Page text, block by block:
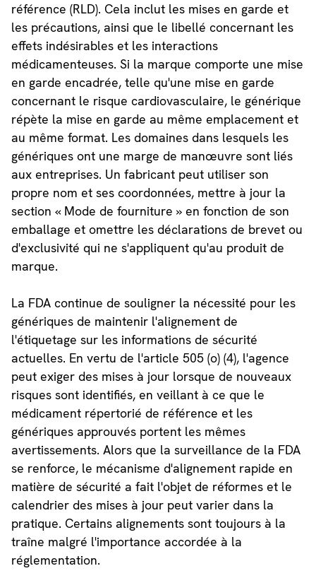
référence (RLD). Cela inclut les mises en garde et
les précautions, ainsi que le libellé concernant les
effets indésirables et les interactions
médicamenteuses. Si la marque comporte une mise
en garde encadrée, telle qu'une mise en garde
concernant le risque cardiovasculaire, le générique
répète la mise en garde au même emplacement et
au même format. Les domaines dans lesquels les
génériques ont une marge de manœuvre sont liés
aux entreprises. Un fabricant peut utiliser son
propre nom et ses coordonnées, mettre à jour la
section « Mode de fourniture » en fonction de son
emballage et omettre les déclarations de brevet ou
d'exclusivité qui ne s'appliquent qu'au produit de
marque.
La FDA continue de souligner la nécessité pour les
génériques de maintenir l'alignement de
l'étiquetage sur les informations de sécurité
actuelles. En vertu de l'article 505 (o) (4), l'agence
peut exiger des mises à jour lorsque de nouveaux
risques sont identifiés, en veillant à ce que le
médicament répertorié de référence et les
génériques approuvés portent les mêmes
avertissements. Alors que la surveillance de la FDA
se renforce, le mécanisme d'alignement rapide en
matière de sécurité a fait l'objet de réformes et le
calendrier des mises à jour peut varier dans la
pratique. Certains alignements sont toujours à la
traîne malgré l'importance accordée à la
réglementation.